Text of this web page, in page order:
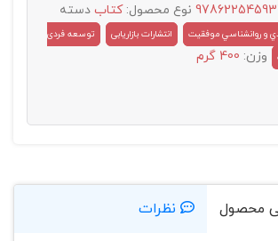
نوع محصول:کتاب دسته
و روانشناسي موفقيت انتشارات بازاریابی
توسعه فردی
وزن: 400 گرم
محصول نظرات